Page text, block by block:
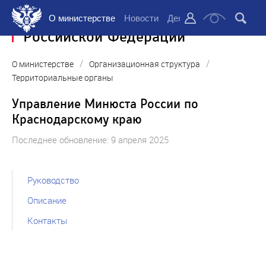
О министерстве Новости Деятельность
Министерство юстиции
Российской Федерации
О министерстве / Организационная структура /
Территориальные органы
Управление Минюста России по
Краснодарскому краю
Последнее обновление: 9 апреля 2025
Руководство
Описание
Контакты